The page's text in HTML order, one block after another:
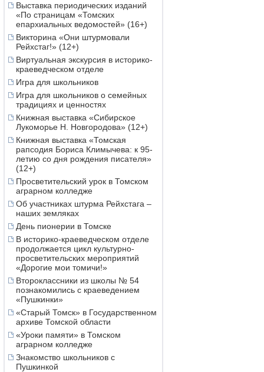
Выставка периодических изданий
«По страницам «Томских
епархиальных ведомостей» (16+)
Викторина «Они штурмовали
Рейхстаг!» (12+)
Виртуальная экскурсия в историко-
краеведческом отделе
Игра для школьников
Игра для школьников о семейных
традициях и ценностях
Книжная выставка «Сибирское
Лукоморье Н. Новгородова» (12+)
Книжная выставка «Томская
рапсодия Бориса Климычева: к 95-
летию со дня рождения писателя»
(12+)
Просветительский урок в Томском
аграрном колледже
Об участниках штурма Рейхстага –
наших земляках
День пионерии в Томске
В историко-краеведческом отделе
продолжается цикл культурно-
просветительских мероприятий
«Дорогие мои томичи!»
Второклассники из школы № 54
познакомились с краеведением
«Пушкинки»
«Старый Томск» в Государственном
архиве Томской области
«Уроки памяти» в Томском
аграрном колледже
Знакомство школьников с
Пушкинкой